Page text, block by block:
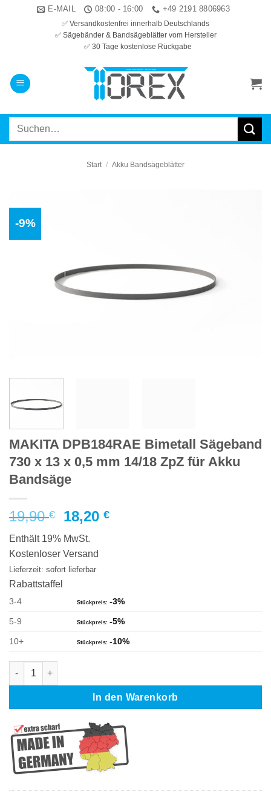
E-MAIL 08:00 - 16:00 +49 2191 8806963
✅ Versandkostenfrei innerhalb Deutschlands
✅ Sägebänder & Bandsägeblätter vom Hersteller
✅ 30 Tage kostenlose Rückgabe
Suchen
Start / Akku Bandsägeblätter
-9%
MAKITA DPB184RAE Bimetall Sägeband
730 x 13 x 0,5 mm 14/18 ZpZ für Akku
Bandsäge
19,90€
Ursprünglicher
war:
19,90 €
18,20€Aktueller
Enthält 19% MwSt.
Kostenloser Versand
Lieferzeit: sofort lieferbar
Rabattstaffel
3-4 -3%
5-9 -5%
10+ -10%
MAKITA DPB184RAE Bimetall Sägeband 730 x 13 x 0,5 mm
In den Warenkorb